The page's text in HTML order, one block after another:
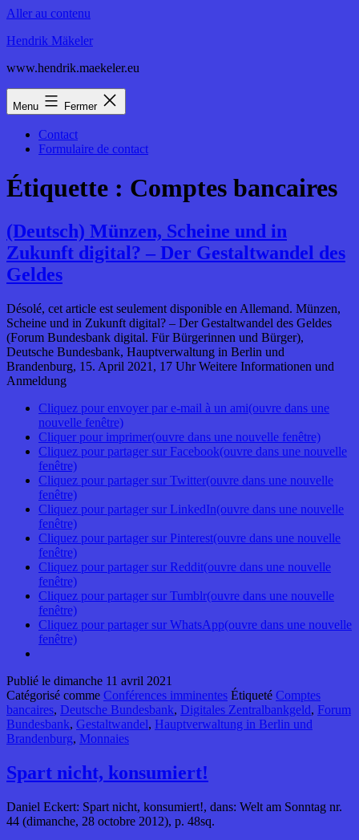
Aller au contenu
Hendrik Mäkeler
www.hendrik.maekeler.eu
Menu Fermer
Contact
Formulaire de contact
Étiquette : Comptes bancaires
(Deutsch) Münzen, Scheine und in
Zukunft digital? – Der Gestaltwandel des
Geldes
Désolé, cet article est seulement disponible en Allemand. Münzen,
Scheine und in Zukunft digital? – Der Gestaltwandel des Geldes
(Forum Bundesbank digital. Für Bürgerinnen und Bürger),
Deutsche Bundesbank, Hauptverwaltung in Berlin und
Brandenburg, 15. April 2021, 17 Uhr Weitere Informationen und
Anmeldung
Cliquez pour envoyer par e-mail à un ami(ouvre dans une
nouvelle fenêtre)
Cliquer pour imprimer(ouvre dans une nouvelle fenêtre)
Cliquez pour partager sur Facebook(ouvre dans une nouvelle
fenêtre)
Cliquez pour partager sur Twitter(ouvre dans une nouvelle
fenêtre)
Cliquez pour partager sur LinkedIn(ouvre dans une nouvelle
fenêtre)
Cliquez pour partager sur Pinterest(ouvre dans une nouvelle
fenêtre)
Cliquez pour partager sur Reddit(ouvre dans une nouvelle
fenêtre)
Cliquez pour partager sur Tumblr(ouvre dans une nouvelle
fenêtre)
Cliquez pour partager sur WhatsApp(ouvre dans une nouvelle
fenêtre)
Publié le dimanche 11 avril 2021
Catégorisé comme Conférences imminentes Étiqueté Comptes
bancaires, Deutsche Bundesbank, Digitales Zentralbankgeld, Forum
Bundesbank, Gestaltwandel, Hauptverwaltung in Berlin und
Brandenburg, Monnaies
Spart nicht, konsumiert!
Daniel Eckert: Spart nicht, konsumiert!, dans: Welt am Sonntag nr.
44 (dimanche, 28 octobre 2012), p. 48sq.